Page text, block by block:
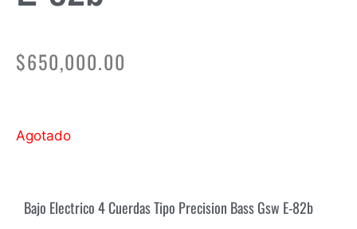
$650,000.00
Agotado
Bajo Electrico 4 Cuerdas Tipo Precision Bass Gsw E-82b